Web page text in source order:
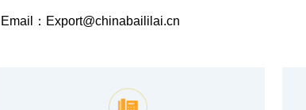
Email：Export@chinabaililai.cn